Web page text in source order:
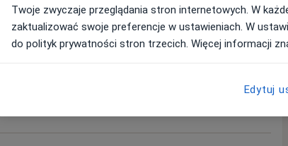
protetyczna
Twoje zwyczaje przeglądania stron internetowych. W
zaktualizować swoje preferencje w ustawieniach. W
do polityk prywatności stron trzecich. Więcej informacji
Edytuj